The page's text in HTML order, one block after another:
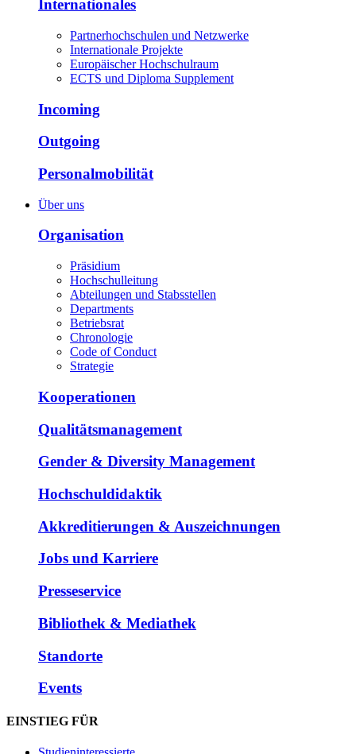
Internationales
Partnerhochschulen und Netzwerke
Internationale Projekte
Europäischer Hochschulraum
ECTS und Diploma Supplement
Incoming
Outgoing
Personalmobilität
Über uns
Organisation
Präsidium
Hochschulleitung
Abteilungen und Stabsstellen
Departments
Betriebsrat
Chronologie
Code of Conduct
Strategie
Kooperationen
Qualitätsmanagement
Gender & Diversity Management
Hochschuldidaktik
Akkreditierungen & Auszeichnungen
Jobs und Karriere
Presseservice
Bibliothek & Mediathek
Standorte
Events
EINSTIEG FÜR